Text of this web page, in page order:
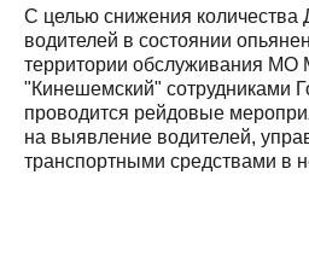
С целью снижения количества
водителей в состоянии
территории обслуживания МО
"Кинешемский" сотрудниками
проводится рейдовые
на выявление водителей,
транспортными средствами в